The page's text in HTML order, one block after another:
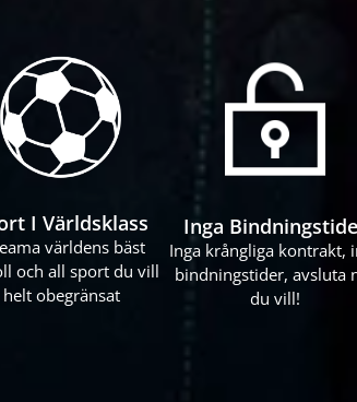
I Världsklass
världens bäst
och all sport du vill
helt obegränsat
Inga
Inga krångliga kontrakt,
bindningstider, avsluta
du vill!